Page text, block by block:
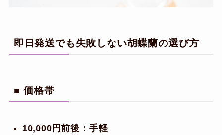
即日発送でも失敗しない胡蝶蘭の選び方
■ 価格帯
10,000円前後：手軽